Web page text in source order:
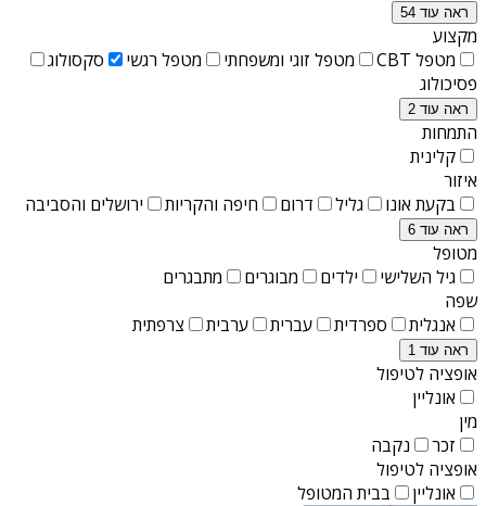
ראה עוד 54
מקצוע
מטפל CBT
מטפל זוגי ומשפחתי מטפל רגשי
סקסולוג
פסיכולוג
ראה עוד 2
התמחות
קלינית
איזור
בקעת אונו
גליל דרום חיפה והקריות ירושלים והסביבה
ראה עוד 6
מטופל
גיל השלישי
ילדים מבוגרים
מתבגרים
שפה
אנגלית
ספרדית עברית ערבית צרפתית
ראה עוד 1
אופציה לטיפול
אונליין
מין
זכר
נקבה
אופציה לטיפול
אונליין
בבית המטופל